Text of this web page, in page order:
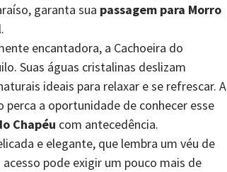
garanta sua passagem para Morro
encantadora, a Cachoeira do
Suas águas cristalinas deslizam
ideais para relaxar e se refrescar. A
a oportunidade de conhecer esse
Chapéu com antecedência.
e elegante, que lembra um véu de
pode exigir um pouco mais de